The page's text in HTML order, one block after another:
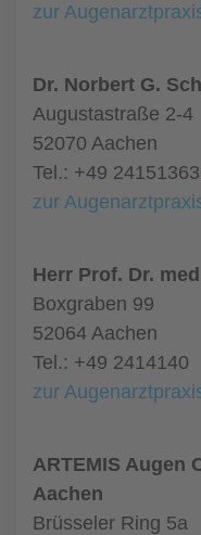
zur
Dr. Norbert G.
Augustastraße 2-4
52070 Aachen
Tel.: +49
zur
Herr Prof. Dr.
Boxgraben 99
52064 Aachen
Tel.: +49 2414140
zur
ARTEMIS Augen
Aachen
Brüsseler Ring 5a